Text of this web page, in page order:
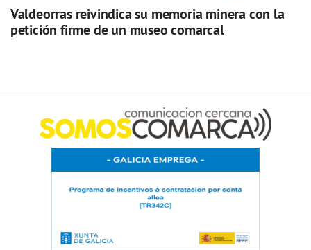
Valdeorras reivindica su memoria minera con la
petición firme de un museo comarcal